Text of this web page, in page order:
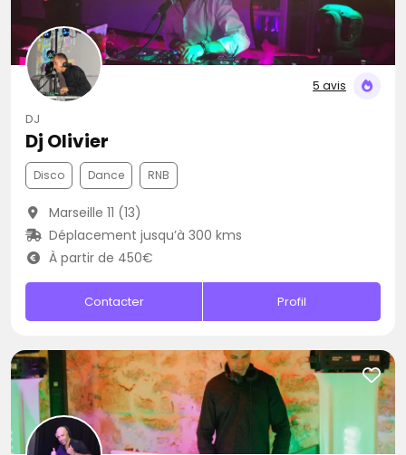
5 avis
DJ
Dj Olivier
Disco Dance RNB
Marseille 11 (13)
Déplacement jusqu’à 300 kms
À partir de 450€
Contacter Profil